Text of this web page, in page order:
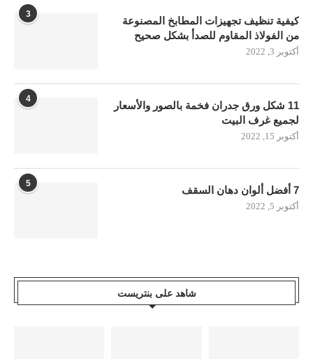
3
كيفية تنظيف تجهيزات المطابخ المصنوعة
من الفولاذ المقاوم للصدأ بشكل صحيح
أكتوبر 3, 2022
4
11 شكل ورق جدران فخمة بالصور والأسعار
لجميع غرف البيت
أكتوبر 15, 2022
5
7 أفضل ألوان دهان السقف
أكتوبر 5, 2022
شاهد على بنتريست